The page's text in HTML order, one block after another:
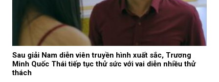
Sau giải Nam diễn viên truyền hình xuất sắc, Trương
Minh Quốc Thái tiếp tục thử sức với vai diễn nhiều thử
thách